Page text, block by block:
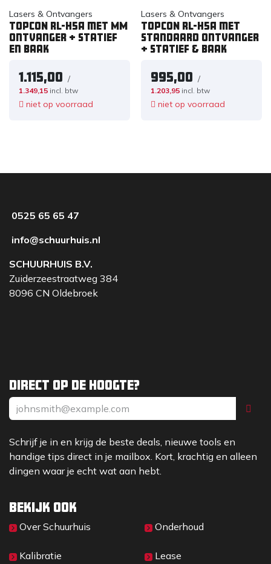
Lasers & Ontvangers
TOPCON RL-H5A met MM
ontvanger + Statief
en Baak
1.115,00 /
1.349,15 incl. btw
niet op voorraad
Lasers & Ontvangers
TOPCON RL-H5A met
standaard ontvanger
+ Statief & Baak
995,00 /
1.203,95 incl. btw
niet op voorraad
Direct op de hoogte?
Schrijf je in en krijg de beste deals, nieuwe tools en
handige tips direct in je mailbox. Kort, krachtig en alleen
dingen waar je echt wat aan hebt.
Bekijk ook
Over Sc​huurhuis
Kalibratie
Onderhoud
Lease
0525 65 65 47
info@schuurhuis.nl
SCHUURHUIS B.V.
Zuiderzeestraatweg 384
8096 CN Oldebroek